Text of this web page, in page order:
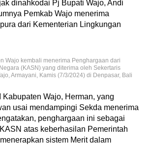
dinahkodai Pj Bupati Wajo, Andi
Pemkab Wajo menerima
dari Kementerian Lingkungan
Wajo kembali menerima Penghargaan dari
(KASN) yang diterima oleh Sekertaris
Armayani, Kamis (7/3/2024) di Denpasar, Bali
Wajo, Herman, yang
usai mendampingi Sekda menerima
penghargaan ini sebagai
atas keberhasilan Pemerintah
sistem Merit dalam